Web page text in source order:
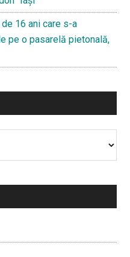
16 ani care s-a
pe o pasarelă pietonală,